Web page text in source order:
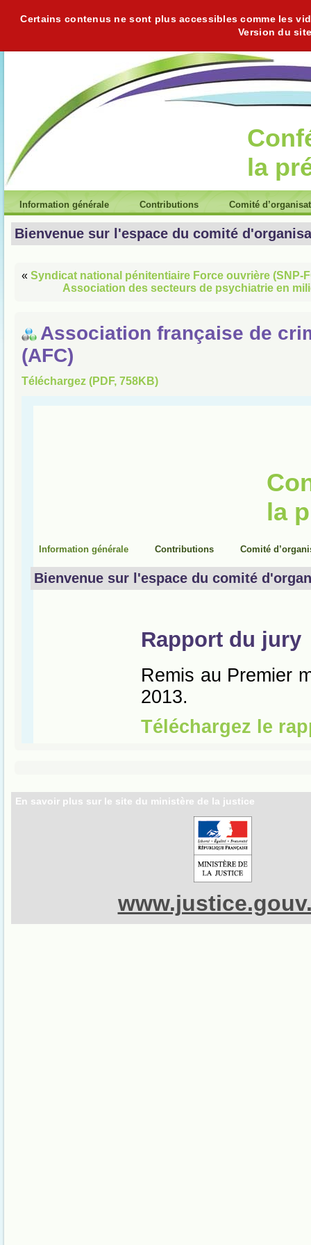
Certains contenus ne sont plus accessibles comme les
Version du
la
Information générale Contributions Comité
Bienvenue sur l'espace du comité
« Syndicat national pénitentiaire Force ouvrière (SNP-
Association des secteurs de psychiatrie en
Association française de
(AFC)
Téléchargez (PDF, 758KB)
En savoir plus sur le site du ministère de la justice